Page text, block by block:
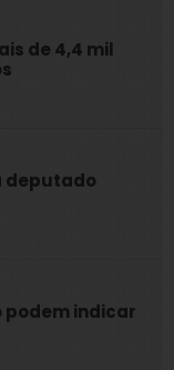
de 4,4 mil
deputado
podem indicar